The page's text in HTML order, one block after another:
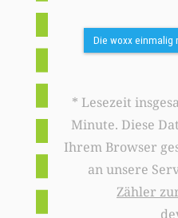
Die woxx einmalig
* Lesezeit
Minute. Diese
Ihrem Browser
an unsere
Zähler